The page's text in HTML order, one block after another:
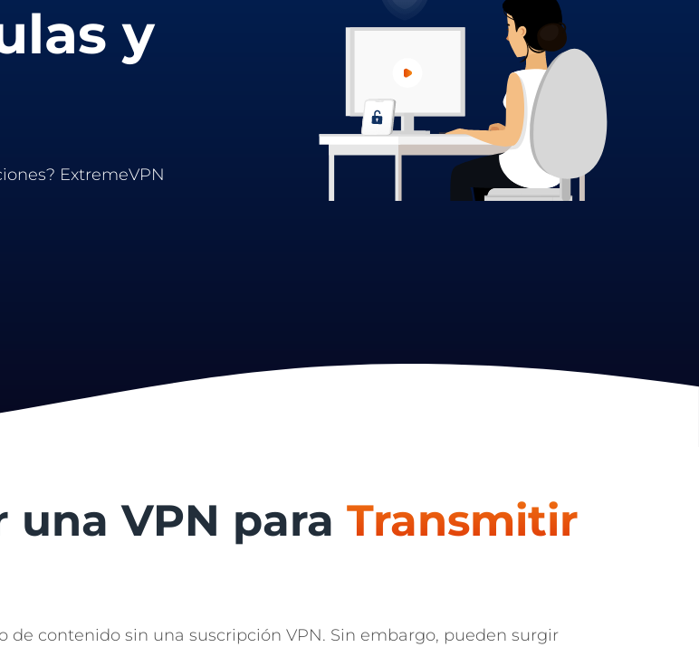
y
ExtremeVPN
una VPN para Transmitir
de contenido sin una suscripción VPN. Sin embargo, pueden surgir